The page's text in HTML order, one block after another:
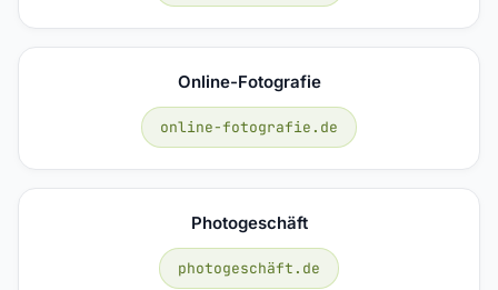
Online-Fotografie
online-fotografie.de
Photogeschäft
photogeschäft.de